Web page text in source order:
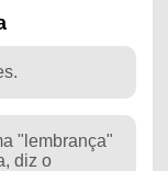
"lembrança"
diz o